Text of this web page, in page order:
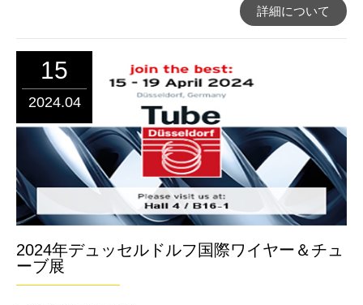
詳細について
15
2024.04
2024年デュッセルドルフ国際ワイヤー＆チュ
ーブ展